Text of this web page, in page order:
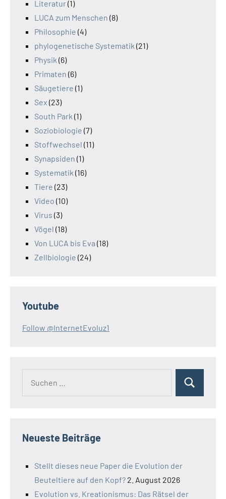
Literatur(1)
LUCA zum Menschen (8)
Philosophie (4)
phylogenetische Systematik (21)
Physik (6)
Primaten (6)
Säugetiere (1)
Sex (23)
South Park (1)
Soziobiologie (7)
Stoffwechsel (11)
Synapsiden (1)
Systematik (16)
Tiere (23)
Video (10)
Virus (3)
Vögel (18)
Von LUCA bis Eva (18)
Zellbiologie (24)
Youtube
Follow @InternetEvoluz1
Suchen
Neueste Beiträge
Stellt dieses neue Paper die Evolution der
Beuteltiere auf den Kopf? 2. August 2026
Evolution vs. Kreationismus: Das Rätsel der